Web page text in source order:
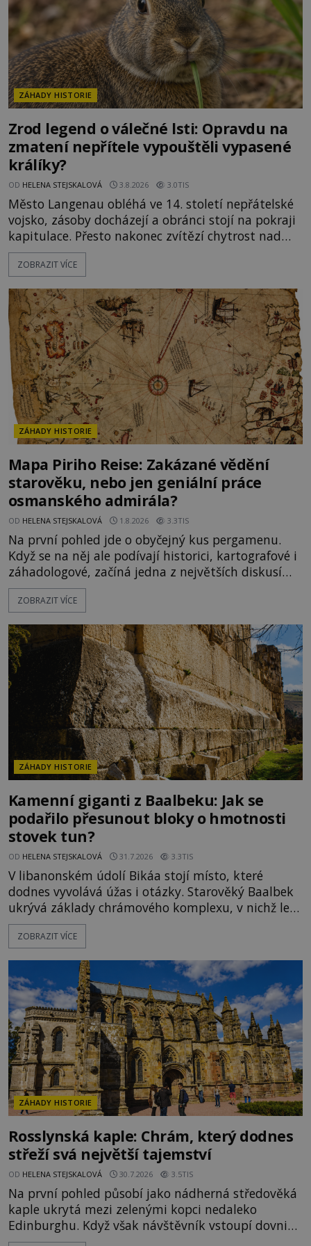
ZÁHADY HISTORIE
Zrod legend o válečné lsti: Opravdu na
zmatení nepřítele vypouštěli vypasené
králíky?
OD HELENA STEJSKALOVÁ 3.8.2026 3.0TIS
Město Langenau obléhá ve 14. století nepřátelské
vojsko, zásoby docházejí a obránci stojí na pokraji
kapitulace. Přesto nakonec zvítězí chytrost nad
hrubou silou. Podle staré německé legendy vypustí
obyvatelé za hradby dobře živeného králíka, aby
dost. Čas pracuje pro obléhatele. Ve městě ubývají
zásoby a každý den znamená další porci strádá
ZOBRAZIT VÍCE
ZÁHADY HISTORIE
Mapa Piriho Reise: Zakázané vědění
starověku, nebo jen geniální práce
osmanského admirála?
OD HELENA STEJSKALOVÁ 1.8.2026 3.3TIS
Na první pohled jde o obyčejný kus pergamenu.
Když se na něj ale podívají historici, kartografové i
záhadologové, začíná jedna z největších diskusí
moderní historie. Osmanský admirál Piri Reis roku
1513 kreslí mapu světa, která překvapuje
ní vidí důkaz ztracené civilizace nebo dokonce
znalost Antarktidy dávno před jejím objevením.
Jiní tvrdí,
ZOBRAZIT VÍCE
ZÁHADY HISTORIE
Kamenní giganti z Baalbeku: Jak se
podařilo přesunout bloky o hmotnosti
stovek tun?
OD HELENA STEJSKALOVÁ 31.7.2026 3.3TIS
V libanonském údolí Bikáa stojí místo, které
dodnes vyvolává úžas i otázky. Starověký Baalbek
ukrývá základy chrámového komplexu, v nichž leží
kameny tak obrovské, že se zdá téměř nemožné je
přesunout. Některé bloky váží kolem tisíce tun,
kolosů dokonce odhadem až 1650 tun. Jak lidé bez
moderních strojů dokázali takové giganty vytesat,
dopravit a přesně u
ZOBRAZIT VÍCE
ZÁHADY HISTORIE
Rosslynská kaple: Chrám, který dodnes
střeží svá největší tajemství
OD HELENA STEJSKALOVÁ 30.7.2026 3.5TIS
Na první pohled působí jako nádherná středověká
kaple ukrytá mezi zelenými kopci nedaleko
Edinburghu. Když však návštěvník vstoupí dovnitř,
ocitá se uprostřed kamenného labyrintu symbolů,